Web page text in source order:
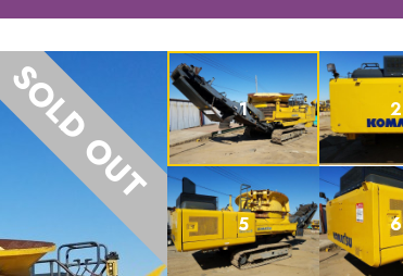
SOLD OUT 1 2
5 6